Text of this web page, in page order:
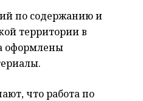
по содержанию и
территории в
оформлены
что работа по